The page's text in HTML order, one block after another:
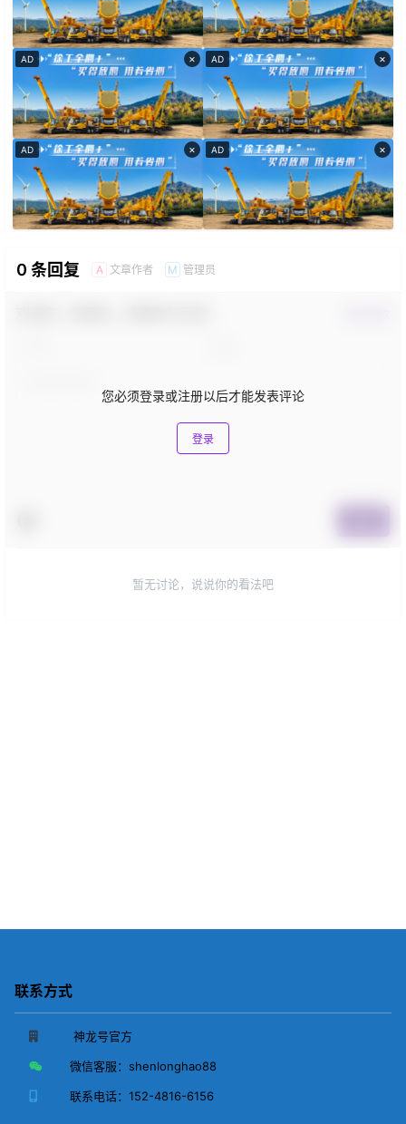
×
AD ×
AD
×
AD ×
AD
0 条回复 A 文章作者 M 管理员
您必须登录或注册以后才能发表评论
登录
暂无讨论，说说你的看法吧
联系方式
神龙号官方
微信客服： shenlonghao88
联系电话： 152-4816-6156